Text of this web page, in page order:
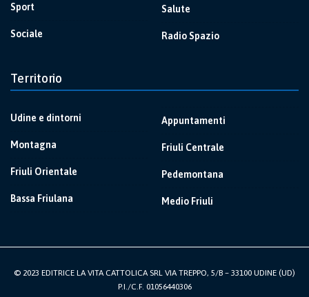
Sport
Sociale
Salute
Radio Spazio
Territorio
Udine e dintorni
Montagna
Friuli Orientale
Bassa Friulana
Appuntamenti
Friuli Centrale
Pedemontana
Medio Friuli
© 2023 EDITRICE LA VITA CATTOLICA SRL VIA TREPPO, 5/B – 33100 UDINE (UD)
P.I./C.F. 01056440306